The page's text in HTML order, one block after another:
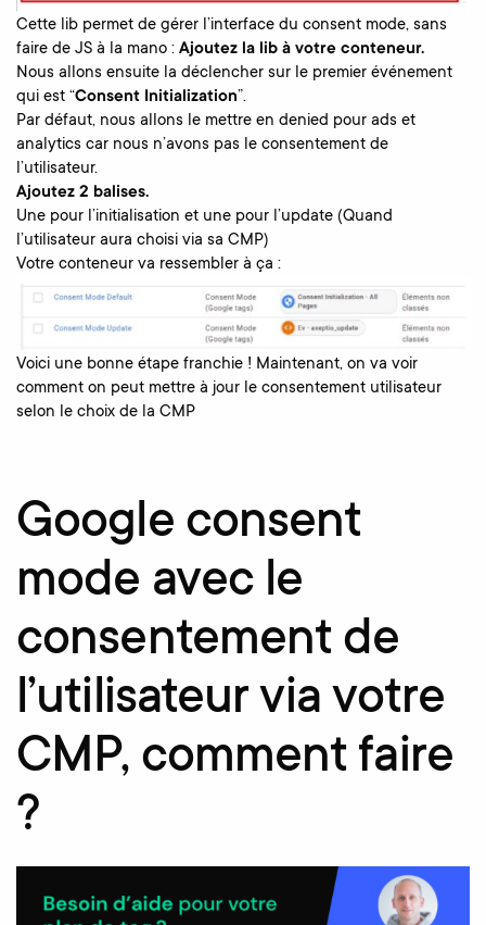
Cette lib permet de gérer l’interface du consent mode, sans
faire de JS à la mano : Ajoutez la lib à votre conteneur.
Nous allons ensuite la déclencher sur le premier événement
qui est “Consent Initialization”.
Par défaut, nous allons le mettre en denied pour ads et
analytics car nous n’avons pas le consentement de
l’utilisateur.
Ajoutez 2 balises.
Une pour l’initialisation et une pour l’update (Quand
l’utilisateur aura choisi via sa CMP)
Votre conteneur va ressembler à ça :
Voici une bonne étape franchie ! Maintenant, on va voir
comment on peut mettre à jour le consentement utilisateur
selon le choix de la CMP
Google consent
mode avec le
consentement de
l’utilisateur via votre
CMP, comment faire
?